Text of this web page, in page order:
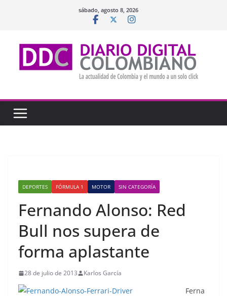
sábado, agosto 8, 2026
DEPORTES FÓRMULA 1 MOTOR SIN CATEGORÍA
Fernando Alonso: Red
Bull nos supera de
forma aplastante
28 de julio de 2013 Karlos García
Ferna